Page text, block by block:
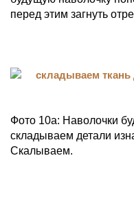
перед этим загнуть
Фото 10а: Наволочки
складываем детали
Скалываем.